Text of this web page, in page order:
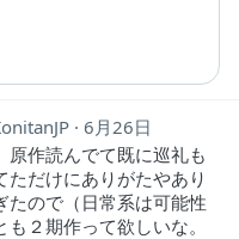
6月26日
作読んでて既に巡礼も
だけにありがたやあり
たので（日常系は可能性
２期作って欲しいな。